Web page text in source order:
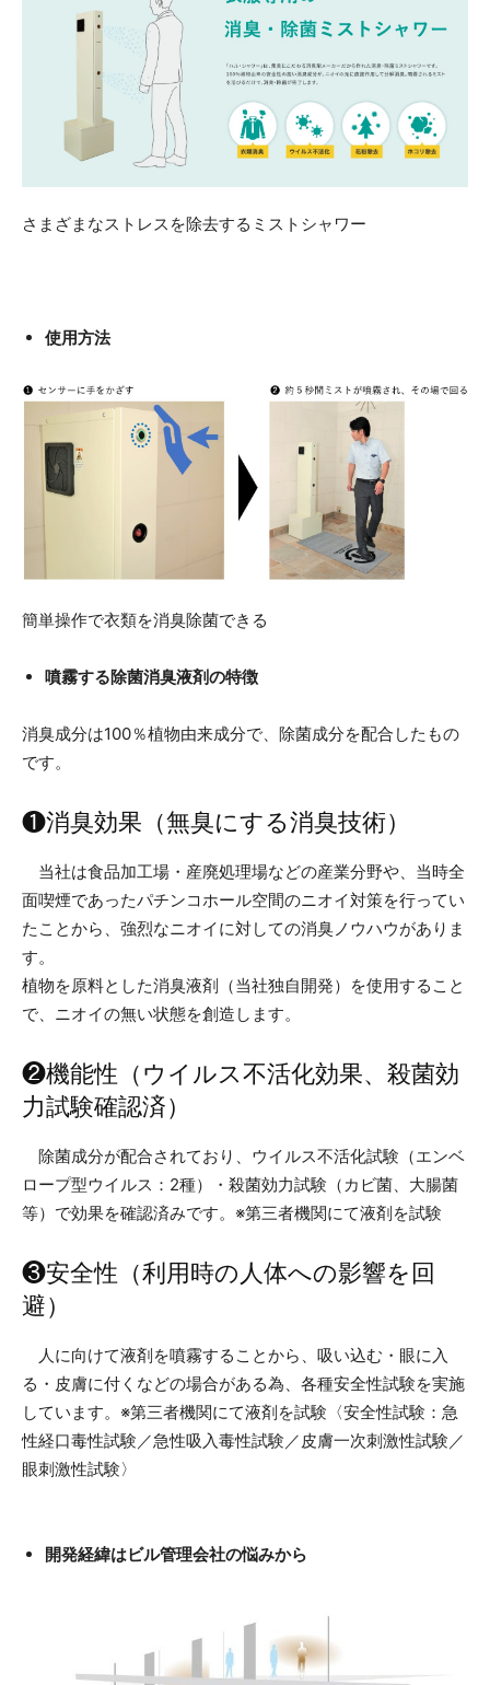
さまざまなストレスを除去するミストシャワー
使用方法
簡単操作で衣類を消臭除菌できる
噴霧する除菌消臭液剤の特徴
消臭成分は100％植物由来成分で、除菌成分を配合したもの
です。
❶消臭効果（無臭にする消臭技術）
当社は食品加工場・産廃処理場などの産業分野や、当時全
面喫煙であったパチンコホール空間のニオイ対策を行ってい
たことから、強烈なニオイに対しての消臭ノウハウがありま
す。
植物を原料とした消臭液剤（当社独自開発）を使用すること
で、ニオイの無い状態を創造します。
❷機能性（ウイルス不活化効果、殺菌効
力試験確認済）
除菌成分が配合されており、ウイルス不活化試験（エンベ
ロープ型ウイルス：2種）・殺菌効力試験（カビ菌、大腸菌
等）で効果を確認済みです。※第三者機関にて液剤を試験
❸安全性（利用時の人体への影響を回
避）
人に向けて液剤を噴霧することから、吸い込む・眼に入
る・皮膚に付くなどの場合がある為、各種安全性試験を実施
しています。※第三者機関にて液剤を試験〈安全性試験：急
性経口毒性試験／急性吸入毒性試験／皮膚一次刺激性試験／
眼刺激性試験〉
開発経緯はビル管理会社の悩みから